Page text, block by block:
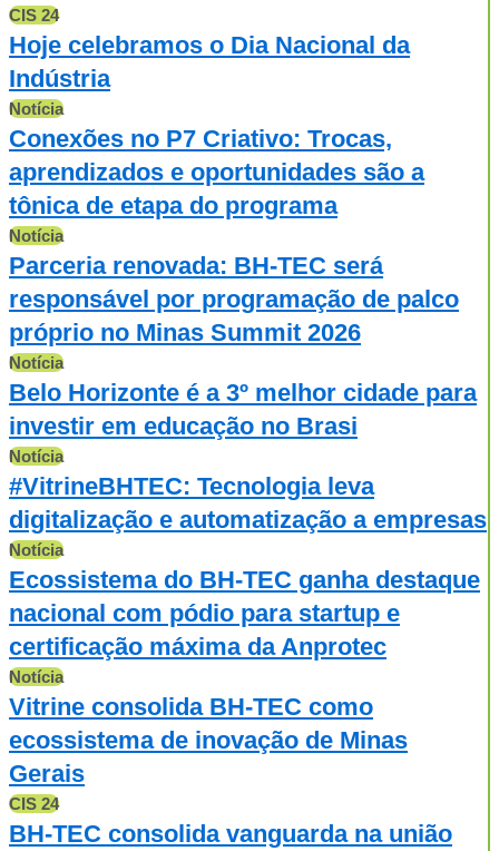
CIS 24
Hoje celebramos o Dia Nacional da
Indústria
Notícia
Conexões no P7 Criativo: Trocas,
aprendizados e oportunidades são a
tônica de etapa do programa
Notícia
Parceria renovada: BH-TEC será
responsável por programação de palco
próprio no Minas Summit 2026
Notícia
Belo Horizonte é a 3º melhor cidade para
investir em educação no Brasi
Notícia
#VitrineBHTEC: Tecnologia leva
digitalização e automatização a empresas
Notícia
Ecossistema do BH-TEC ganha destaque
nacional com pódio para startup e
certificação máxima da Anprotec
Notícia
Vitrine consolida BH-TEC como
ecossistema de inovação de Minas
Gerais
CIS 24
BH-TEC consolida vanguarda na união